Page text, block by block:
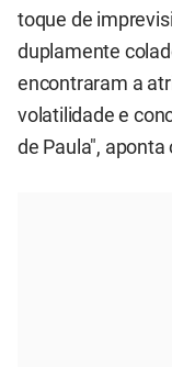
toque de
duplamente
encontraram a
volatilidade e
de Paula", aponta